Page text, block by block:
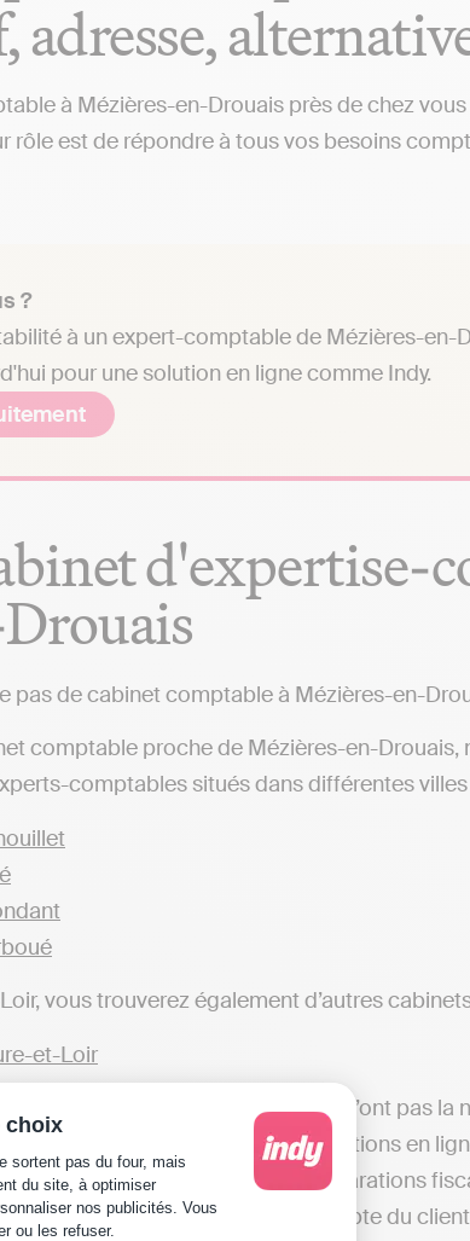
choix
du Consentement : Personnalisez vos
sortent pas du four, mais
du site, à optimiser
nos publicités. Vous
ou les refuser.
Axeptio consent
adresse,
à Mézières-en-Drouais près de chez
rôle est de répondre à tous vos besoins
?
à un expert-comptable de Mézières-en-
pour une solution en ligne comme Indy.
d'expertise-
pas de cabinet comptable à Mézières-en-
comptable proche de Mézières-en-Drouais,
comptables situés dans différentes villes
vous trouverez également d’autres
et-Loir
leur comptabilité eux-mêmes n’ont pas la
en-Drouais. Avec des solutions en
et transmettre ses déclarations
ces démarches pour le compte du